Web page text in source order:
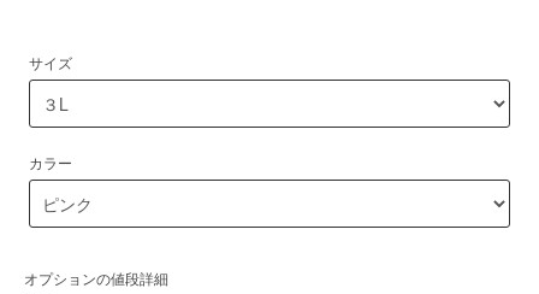
サイズ
カラー
オプションの値段詳細